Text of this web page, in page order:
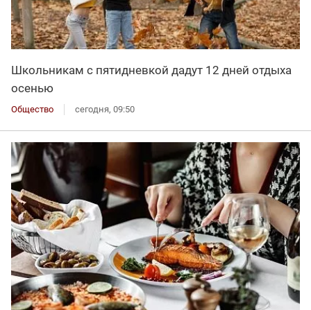
Школьникам с пятидневкой дадут 12 дней отдыха
осенью
Общество сегодня, 09:50